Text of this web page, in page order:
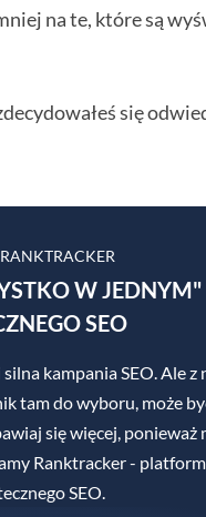
na te, które są
się
W JEDNYM"
SEO
kampania SEO. Ale z
tam do wyboru, może
się więcej, ponieważ
Ranktracker -
SEO.